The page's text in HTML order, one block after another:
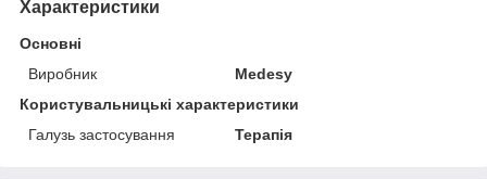
Характеристики
Основні
Виробник
Medesy
Користувальницькі характеристики
Галузь застосування
Терапія